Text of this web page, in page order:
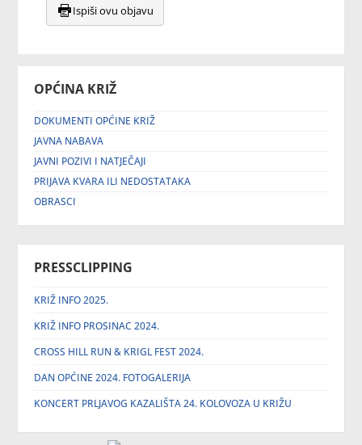
OPĆINA KRIŽ
DOKUMENTI OPĆINE KRIŽ
JAVNA NABAVA
JAVNI POZIVI I NATJEČAJI
PRIJAVA KVARA ILI NEDOSTATAKA
OBRASCI
PRESSCLIPPING
KRIŽ INFO 2025.
KRIŽ INFO PROSINAC 2024.
CROSS HILL RUN & KRIGL FEST 2024.
DAN OPĆINE 2024. FOTOGALERIJA
KONCERT PRLJAVOG KAZALIŠTA 24. KOLOVOZA U KRIŽU
Ispiši ovu objavu